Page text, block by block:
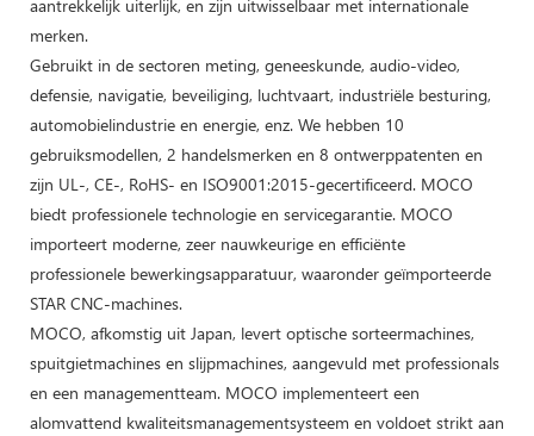
aantrekkelijk uiterlijk, en zijn uitwisselbaar met internationale
merken.
Gebruikt in de sectoren meting, geneeskunde, audio-video,
defensie, navigatie, beveiliging, luchtvaart, industriële besturing,
automobielindustrie en energie, enz. We hebben 10
gebruiksmodellen, 2 handelsmerken en 8 ontwerppatenten en
zijn UL-, CE-, RoHS- en ISO9001:2015-gecertificeerd. MOCO
biedt professionele technologie en servicegarantie. MOCO
importeert moderne, zeer nauwkeurige en efficiënte
professionele bewerkingsapparatuur, waaronder geïmporteerde
STAR CNC-machines.
MOCO, afkomstig uit Japan, levert optische sorteermachines,
spuitgietmachines en slijpmachines, aangevuld met professionals
en een managementteam. MOCO implementeert een
alomvattend kwaliteitsmanagementsysteem en voldoet strikt aan